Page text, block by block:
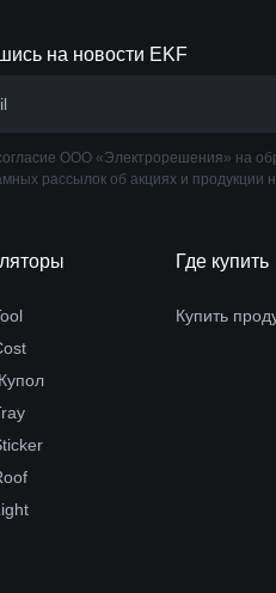
на новости EKF
ООО «Электрорешения» на
рассылок об акциях и продукции
Где купить
Купить